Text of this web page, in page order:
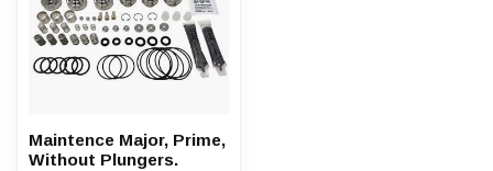
Maintence Major, Prime,
Without Plungers.